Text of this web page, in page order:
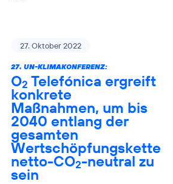
27. Oktober 2022
27. UN-KLIMAKONFERENZ:
O2 Telefónica ergreift
konkrete
Maßnahmen, um bis
2040 entlang der
gesamten
Wertschöpfungskette
netto-CO2-neutral zu
sein